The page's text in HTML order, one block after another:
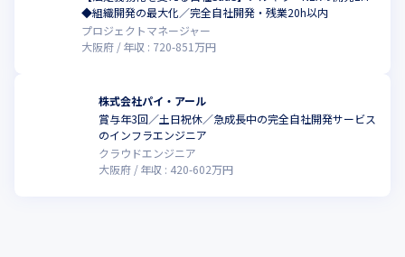
◆組織開発の最大化／完全自社開発・残業20h以内
プロジェクトマネージャー
大阪府
年収 : 720-851 万円
株式会社パイ・アール
賞与年3回／土日祝休／急成長中の完全自社開発サービス
のインフラエンジニア
クラウドエンジニア
大阪府
年収 : 420-602万円